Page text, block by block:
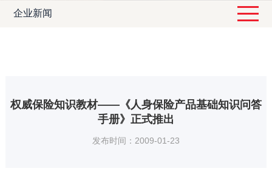
企业新闻
权威保险知识教材——《人身保险产品基础知识问答
手册》正式推出
发布时间：2009-01-23